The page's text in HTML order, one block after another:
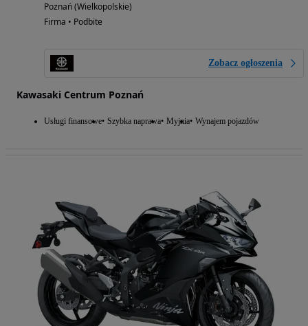
Poznań (Wielkopolskie)
Firma • Podbite
Zobacz ogłoszenia
Kawasaki Centrum Poznań
Usługi finansowe Szybka naprawa Myjnia Wynajem pojazdów